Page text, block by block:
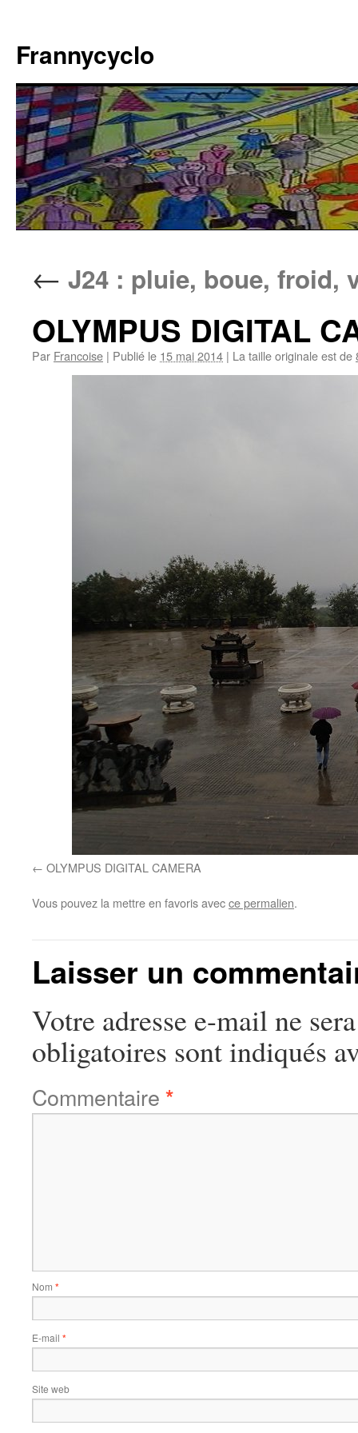
contenu
Frannycyclo
← J24 : pluie, boue, froid,
OLYMPUS DIGITAL
Par Francoise | Publié le 15 mai 2014 | La taille originale est de
OLYMPUS DIGITAL CAMERA
Vous pouvez la mettre en favoris avecce permalien.
Laisser un
Votre adresse e-mail ne
obligatoires sont indiqués
Commentaire *
Nom *
E-mail *
Site web